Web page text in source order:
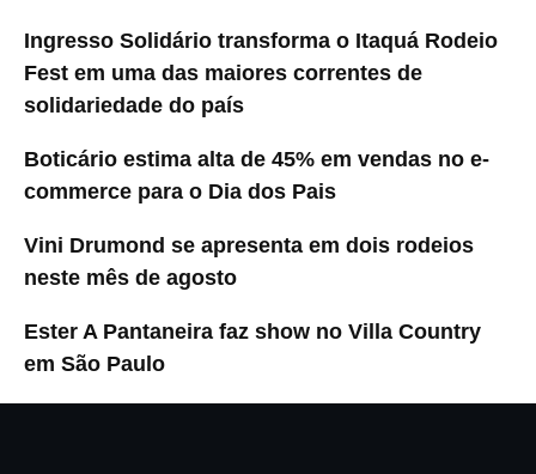
Ingresso Solidário transforma o Itaquá Rodeio
Fest em uma das maiores correntes de
solidariedade do país
Boticário estima alta de 45% em vendas no e-
commerce para o Dia dos Pais
Vini Drumond se apresenta em dois rodeios
neste mês de agosto
Ester A Pantaneira faz show no Villa Country
em São Paulo